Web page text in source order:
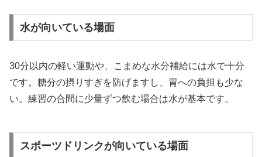
水が向いている場面
30分以内の軽い運動や、こまめな水分補給には水で十分
です。糖分の摂りすぎを防げますし、胃への負担も少な
い。練習の合間に少量ずつ飲む場合は水が基本です。
スポーツドリンクが向いている場面